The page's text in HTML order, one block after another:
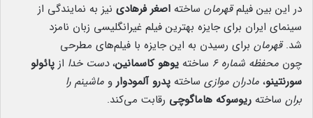
در این بین فیلمقهرمان ساخته اصغر فرهادی نیز به نمایندگی از
سینمای ایران برای جایزه بهترین فیلم غیرانگلیسی زبان نامزد
شد.قهرمان برای رسیدن به این جایزه با فیلم‌های مطرحی
چون محفظه شماره ۶ ساخته یوهو کاسمانین،دست خدا از پائولو
سورنتینو، مادران موازی ساخته پدرو آلمودوارو ماشینم را
بران ساخته ریوسوکه هاماگوچی رقابت می‌کند.